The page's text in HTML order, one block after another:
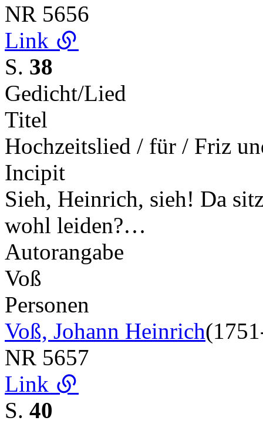
NR 5656
Link
S. 38
Gedicht/Lied
Titel
Hochzeitslied / für / Friz
Incipit
Sieh, Heinrich, sieh! Da
wohl leiden?…
Autorangabe
Voß
Personen
Voß, Johann Heinrich
NR 5657
Link
S. 40